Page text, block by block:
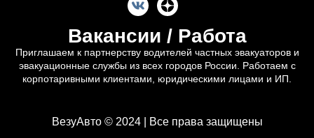
Вакансии / Работа
Приглашаем к партнерству водителей частных эвакуаторов и
эвакуационные службы из всех городов России. Работаем с
корпотаривными клиентами, юридическими лицами и ИП.
ВезуАвто © 2024 | Все права защищены